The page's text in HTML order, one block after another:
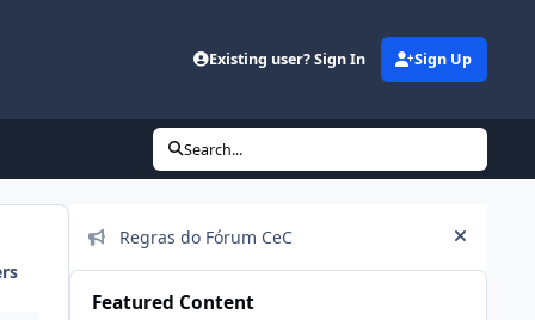
Existing user? Sign In Sign Up
Search...
Announcements
Regras do Fórum CeC
Hide
Featured Content